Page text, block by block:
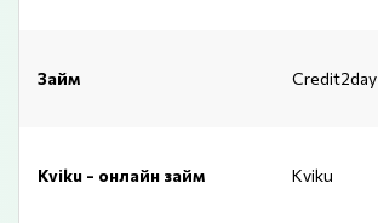
Займ Credit2day
Kviku - онлайн займ Kviku